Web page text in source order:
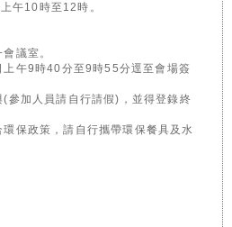
午10時至12時。
議室。
午9時40分至9時55分逕至會場簽
參加人員請自行請假)，並得登錄終
保政策，請自行攜帶環保餐具及水